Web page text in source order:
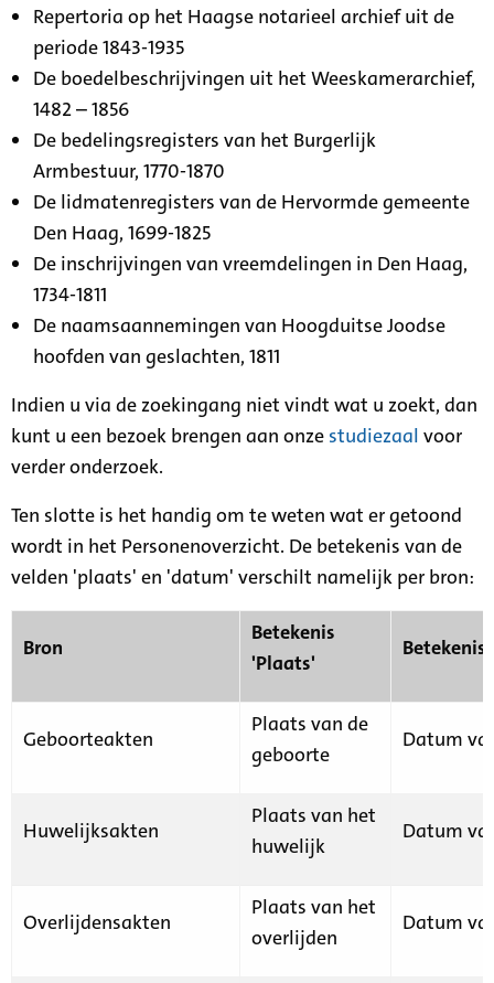
Repertoria op het Haagse notarieel archief uit de
periode 1843-1935
De boedelbeschrijvingen uit het Weeskamerarchief,
1482 – 1856
De bedelingsregisters van het Burgerlijk
Armbestuur, 1770-1870
De lidmatenregisters van de Hervormde gemeente
Den Haag, 1699-1825
De inschrijvingen van vreemdelingen in Den Haag,
1734-1811
De naamsaannemingen van Hoogduitse Joodse
hoofden van geslachten, 1811
Indien u via de zoekingang niet vindt wat u zoekt, dan
kunt u een bezoek brengen aan onze studiezaal voor
verder onderzoek.
Ten slotte is het handig om te weten wat er getoond
wordt in het Personenoverzicht. De betekenis van de
velden 'plaats' en 'datum' verschilt namelijk per bron:
Bron
Betekenis
'Plaats'
Geboorteakten
Plaats van de
geboorte
Datum
Huwelijksakten
Plaats van het
huwelijk
Datum
Overlijdensakten
Plaats van het
overlijden
Datum